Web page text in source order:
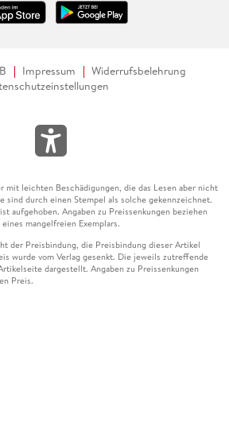
Impressum
Widerrufsbelehrung
mit leichten Beschädigungen, die das Lesen aber nicht
sind durch einen Stempel als solche gekennzeichnet.
aufgehoben. Angaben zu Preissenkungen beziehen
mangelfreien Exemplars.
der Preisbindung, die Preisbindung dieser Artikel
wurde vom Verlag gesenkt. Die jeweils zutreffende
dargestellt. Angaben zu Preissenkungen
Preis.